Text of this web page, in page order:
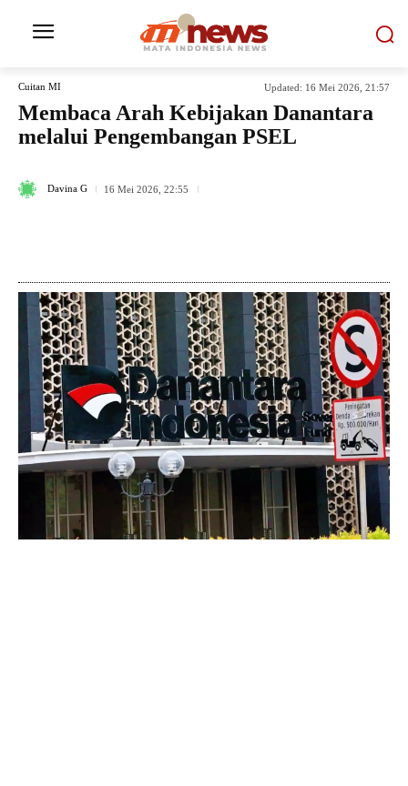
Cuitan MI Updated: 16 Mei 2026, 21:57
Membaca Arah Kebijakan Danantara
melalui Pengembangan PSEL
Davina G 16 Mei 2026, 22:55